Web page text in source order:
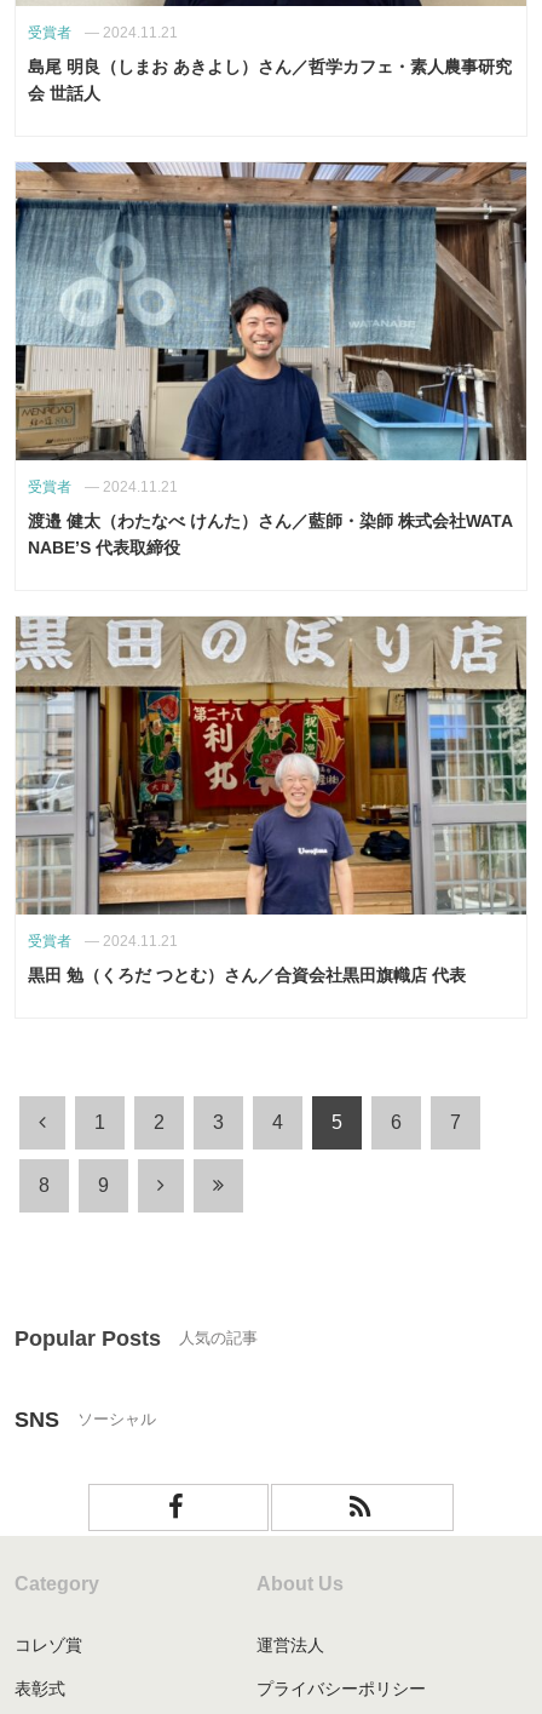
受賞者 — 2024.11.21
島尾 明良（しまお あきよし）さん／哲学カフェ・素人農事研究
会 世話人
受賞者 — 2024.11.21
渡邉 健太（わたなべ けんた）さん／藍師・染師 株式会社WATA
NABE’S 代表取締役
受賞者 — 2024.11.21
黒田 勉（くろだ つとむ）さん／合資会社黒田旗幟店 代表
1 2 3 4 5 6 7
8 9
Popular Posts
SNS
Category
コレゾ賞
表彰式
About Us
運営法人
プライバシーポリシー